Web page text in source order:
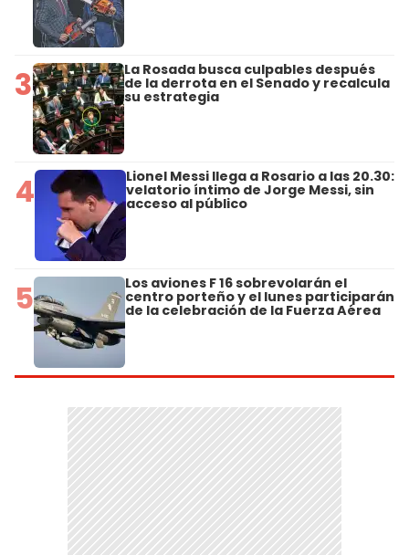
3 La Rosada busca culpables después
de la derrota en el Senado y recalcula
su estrategia
4 Lionel Messi llega a Rosario a las 20.30:
velatorio íntimo de Jorge Messi, sin
acceso al público
5 Los aviones F 16 sobrevolarán el
centro porteño y el lunes participarán
de la celebración de la Fuerza Aérea